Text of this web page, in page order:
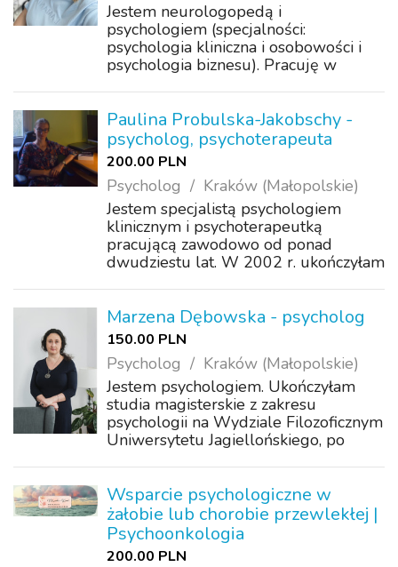
Jestem neurologopedą i
psychologiem (specjalności:
psychologia kliniczna i osobowości i
psychologia biznesu). Pracuję w
Butejki, łącząc nowoczesne techniki
terapeutyczne z holisty...
Paulina Probulska-Jakobschy -
psycholog, psychoterapeuta
200.00 PLN
Psycholog
Kraków (Małopolskie)
Jestem specjalistą psychologiem
klinicznym i psychoterapeutką
pracującą zawodowo od ponad
dwudziestu lat. W 2002 r. ukończyłam
Filozoficznym Uniwersytetu
Jagiellońskiego w Krakowie. Ponadto
zre...
Marzena Dębowska - psycholog
150.00 PLN
Psycholog
Kraków (Małopolskie)
Jestem psychologiem. Ukończyłam
studia magisterskie z zakresu
psychologii na Wydziale Filozoficznym
Uniwersytetu Jagiellońskiego, po
wydziale. Specjalizuję się w
poradnictwie psychologic...
Wsparcie psychologiczne w
żałobie lub chorobie przewlekłej |
Psychoonkologia
200.00 PLN